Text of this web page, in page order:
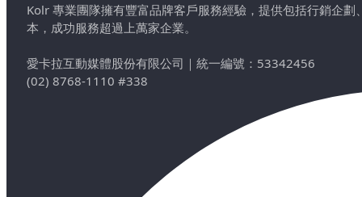
Kolr 專業團隊擁有豐富品牌客戶服務經驗，提供包括行銷企
本，成功服務超過上萬家企業。
愛卡拉互動媒體股份有限公司 ｜ 統一編號：53342456
(02) 8768-1110 #338